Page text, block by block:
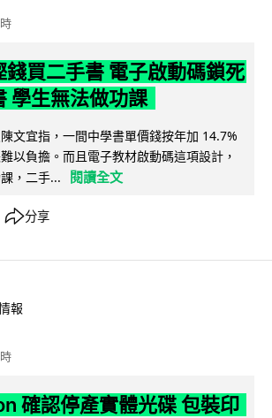
錢買二手書 電子啟動碼鎖死
學生無法做功課
文宜指，一間中學書單價錢按年加 14.7%
以負擔。而且電子教材啟動碼這項設計，
，二手...
閱讀全文
分享
報
確認停產實體光碟 包裝印